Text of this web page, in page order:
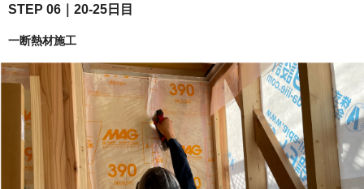
STEP 06｜20-25日目
一断熱材施工